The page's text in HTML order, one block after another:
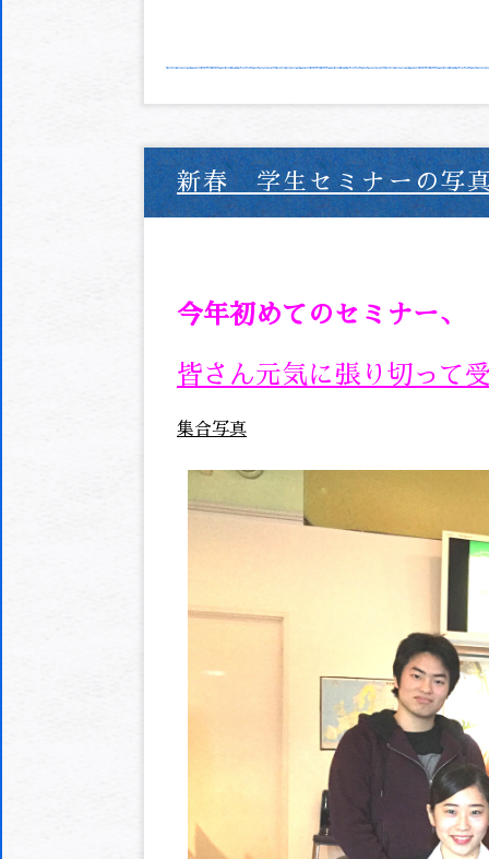
新春 学生セミナーの写
今年初めてのセミナー、
皆さん元気に張り切って
集合写真